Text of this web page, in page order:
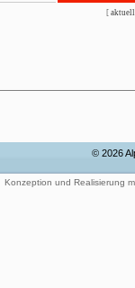
[
© 2026
Konzeption und Realisierung